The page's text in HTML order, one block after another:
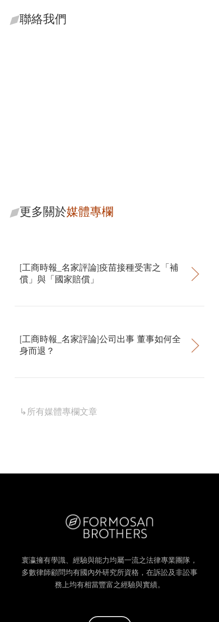
聯絡我們
更多關於媒體專欄
[工商時報_名家評論]疫苗接種受害之「補
償」與「國家賠償」
[工商時報_名家評論]公司出事 董事如何全
身而退？
↳所有媒體專欄文章
寰瀛擁有學識、經驗與能力均屬一流之法律專業團隊，
多數律師顧問均有國內外研究所資格，在訴訟及非訟事
務上均有相當豐富之經驗與實績。